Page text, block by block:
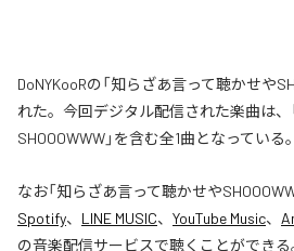
DoNYKooRの「知らざあ言って聴かせや
れた。今回デジタル配信された楽曲は、
SHOOOWWW」を含む全1曲となっている。
なお「知らざあ言って聴かせや
Spotify、 LINE MUSIC、 YouTube Music、
の音楽配信サービスで聴くことができる